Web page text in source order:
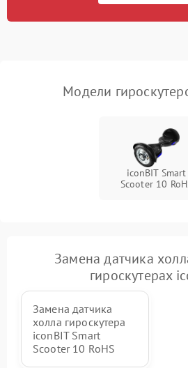
500 ₽
Модели
iconBIT Smart
Scooter 10
Замена датчика
гироскутерах
Замена датчика
холла гироскутера
iconBIT Smart
Scooter 10 RoHS